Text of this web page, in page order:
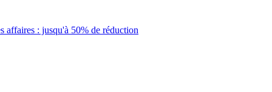
affaires : jusqu'à 50% de réduction